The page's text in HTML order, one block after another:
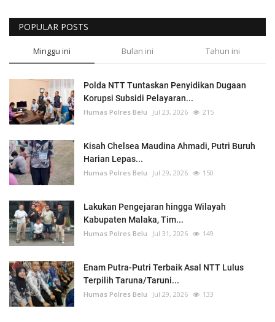
POPULAR POSTS
Minggu ini Bulan ini Tahun ini
Polda NTT Tuntaskan Penyidikan Dugaan
Korupsi Subsidi Pelayaran...
Humas Polres Belu Jul 23, 2026 215
Kisah Chelsea Maudina Ahmadi, Putri Buruh
Harian Lepas...
Humas Polres Belu Jul 29, 2026 150
Lakukan Pengejaran hingga Wilayah
Kabupaten Malaka, Tim...
Humas Polres Belu Jul 31, 2026 149
Enam Putra-Putri Terbaik Asal NTT Lulus
Terpilih Taruna/Taruni...
Humas Polres Belu Jul 29, 2026 133